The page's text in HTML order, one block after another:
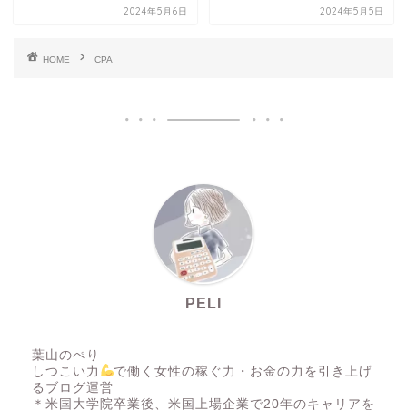
2024年5月6日 2024年5月5日
HOME CPA
PELI
葉山のぺり
しつこい力
で働く女性の稼ぐ力・お金の力を引き上げ
るブログ運営
＊米国大学院卒業後、米国上場企業で20年のキャリアを